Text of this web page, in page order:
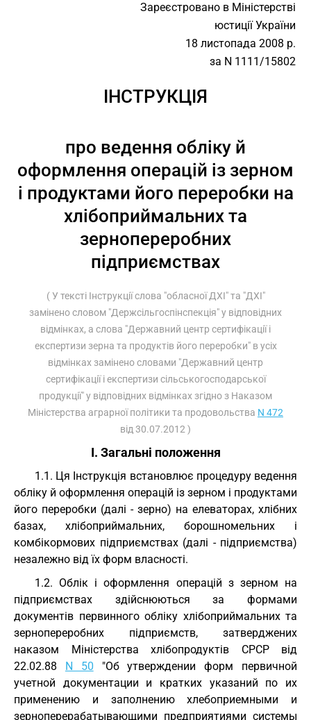
Зареєстровано в Міністерстві
юстиції України
18 листопада 2008 р.
за N 1111/15802
ІНСТРУКЦІЯ
про ведення обліку й
оформлення операцій із зерном
і продуктами його переробки на
хлібоприймальних та
зернопереробних
підприємствах
( У тексті Інструкції слова "обласної ДХІ" та "ДХІ"
замінено словом "Держсільгоспінспекція" у відповідних
відмінках, а слова "Державний центр сертифікації і
експертизи зерна та продуктів його переробки" в усіх
відмінках замінено словами "Державний центр
сертифікації і експертизи сільськогосподарської
продукції" у відповідних відмінках згідно з Наказом
Міністерства аграрної політики та продовольства N 472
від 30.07.2012 )
I. Загальні положення
1.1. Ця Інструкція встановлює процедуру ведення
обліку й оформлення операцій із зерном і продуктами
його переробки (далі - зерно) на елеваторах, хлібних
базах, хлібоприймальних, борошномельних і
комбікормових підприємствах (далі - підприємства)
незалежно від їх форм власності.
1.2. Облік і оформлення операцій з зерном на
підприємствах здійснюються за формами
документів первинного обліку хлібоприймальних та
зернопереробних підприємств, затверджених
наказом Міністерства хлібопродуктів СРСР від
22.02.88 N 50 "Об утверждении форм первичной
учетной документации и кратких указаний по их
применению и заполнению хлебоприемными и
зерноперерабатывающими предприятиями системы